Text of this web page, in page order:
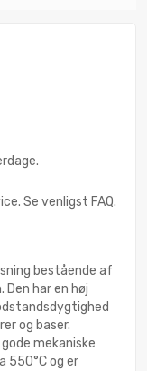
Se venligst FAQ.
bestående af
Den har en høj
og baser.
mekaniske
550°C og er